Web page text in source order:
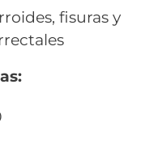
fisuras y